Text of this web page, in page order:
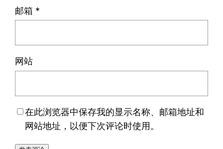
邮箱 *
网站
在此浏览器中保存我的显示名称、邮箱地址和
网站地址，以便下次评论时使用。